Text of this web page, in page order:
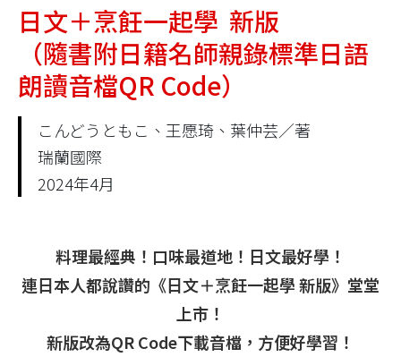
日文＋烹飪一起學 新版
（隨書附日籍名師親錄標準日語
朗讀音檔QR Code）
こんどうともこ、王愿琦、葉仲芸／著
瑞蘭國際
2024年4月
料理最經典！口味最道地！日文最好學！
連日本人都說讚的《日文＋烹飪一起學 新版》堂堂
上市！
新版改為QR Code下載音檔，方便好學習！